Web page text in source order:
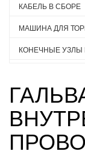
КАБЕЛЬ В СБОРЕ
МАШИНА ДЛЯ
КОНЕЧНЫЕ УЗЛЫ